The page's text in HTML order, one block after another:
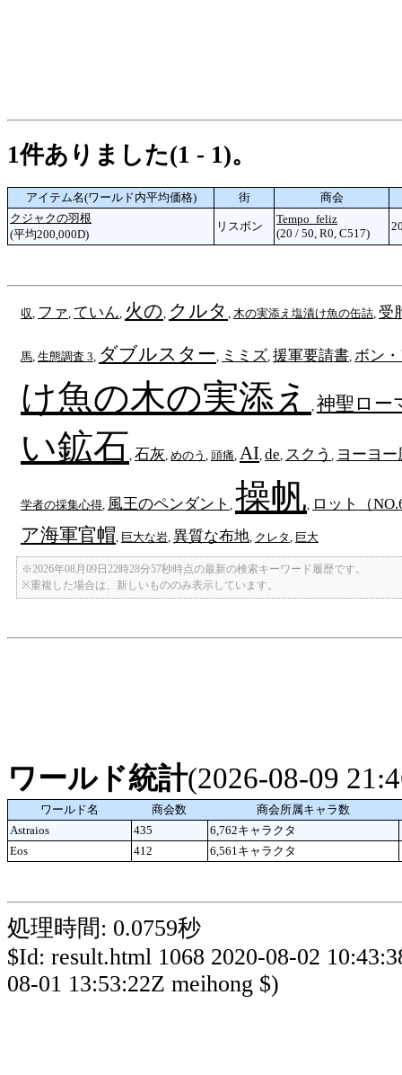
1件ありました(1 - 1)。
アイテム名(ワールド内平均価格) 街
商会
クジャクの羽根
(平均200,000D)
リスボン
Tempo_feliz
(20 / 50, R0, C517)
収 ファ ていん 火の クルタ 木の実添え塩漬け魚の缶詰 受
馬 生態調査 3 ダブルスター ミミズ 援軍要請書 ボン
け魚の木の実添え 神聖ロー
い鉱石 石灰 めのう 頭痛 AI de スクう ヨーヨー
学者の採集心得 風王のペンダント 操帆 ロット（
ア海軍官帽 巨大な岩 異質な布地 クレタ 巨大
※2026年08月09日22時28分57秒時点の最新の検索キーワード履歴です。
※重複した場合は、新しいもののみ表示しています。
ワールド統計(2026-08-09
ワールド名 商会数
商会所属キャラ数
Astraios
435 6,762キャラクタ
Eos
412 6,561キャラクタ
処理時間: 0.0759秒
$Id: result.html 1068 2020-08-02
08-01 13:53:22Z meihong $)